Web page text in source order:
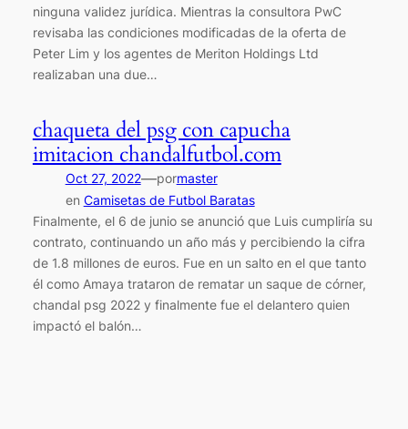
ninguna validez jurídica. Mientras la consultora PwC
revisaba las condiciones modificadas de la oferta de
Peter Lim y los agentes de Meriton Holdings Ltd
realizaban una due…
chaqueta del psg con capucha
imitacion chandalfutbol.com
Oct 27, 2022—pormaster
en Camisetas de Futbol Baratas
Finalmente, el 6 de junio se anunció que Luis cumpliría su
contrato, continuando un año más y percibiendo la cifra
de 1.8 millones de euros. Fue en un salto en el que tanto
él como Amaya trataron de rematar un saque de córner,
chandal psg 2022 y finalmente fue el delantero quien
impactó el balón…